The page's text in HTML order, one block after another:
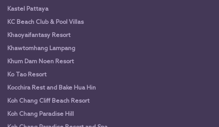
Kastel Pattaya
KC Beach Club & Pool Villas
Khaoyaifantasy Resort
Khawtomhang Lampang
Khum Dam Noen Resort
Ko Tao Resort
Kocchira Rest and Bake Hua Hin
Koh Chang Cliff Beach Resort
Koh Chang Paradise Hill